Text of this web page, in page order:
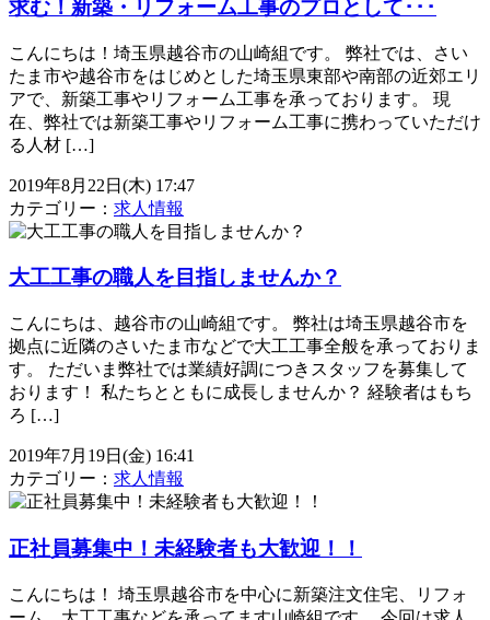
求む！新築・リフォーム工事のプロとして･･･
こんにちは！埼玉県越谷市の山崎組です。 弊社では、さい
たま市や越谷市をはじめとした埼玉県東部や南部の近郊エリ
アで、新築工事やリフォーム工事を承っております。 現
在、弊社では新築工事やリフォーム工事に携わっていただけ
る人材 […]
2019年8月22日(木) 17:47
カテゴリー： 求人情報
大工工事の職人を目指しませんか？
こんにちは、越谷市の山崎組です。 弊社は埼玉県越谷市を
拠点に近隣のさいたま市などで大工工事全般を承っておりま
す。 ただいま弊社では業績好調につきスタッフを募集して
おります！ 私たちとともに成長しませんか？ 経験者はもち
ろ […]
2019年7月19日(金) 16:41
カテゴリー： 求人情報
正社員募集中！未経験者も大歓迎！！
こんにちは！ 埼玉県越谷市を中心に新築注文住宅、リフォ